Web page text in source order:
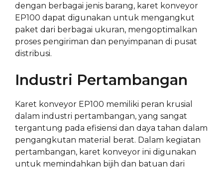
dengan berbagai jenis barang, karet konveyor
EP100 dapat digunakan untuk mengangkut
paket dari berbagai ukuran, mengoptimalkan
proses pengiriman dan penyimpanan di pusat
distribusi.
Industri Pertambangan
Karet konveyor EP100 memiliki peran krusial
dalam industri pertambangan, yang sangat
tergantung pada efisiensi dan daya tahan dalam
pengangkutan material berat. Dalam kegiatan
pertambangan, karet konveyor ini digunakan
untuk memindahkan bijih dan batuan dari